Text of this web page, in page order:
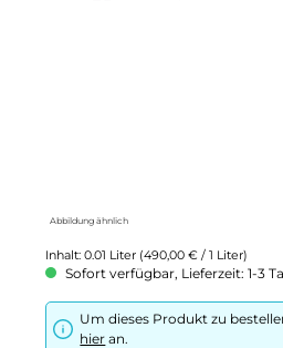
Abbildung ähnlich
Inhalt: 0.01 Liter (490,00 € / 1 Liter)
Sofort verfügbar, Lieferzeit: 1-3
Um dieses Produkt zu
hier an.